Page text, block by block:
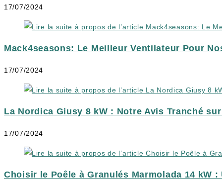
17/07/2024
Mack4seasons: Le Meilleur Ventilateur Pour
17/07/2024
La Nordica Giusy 8 kW : Notre Avis Tranché
17/07/2024
Choisir le Poêle à Granulés Marmolada 14 kW :